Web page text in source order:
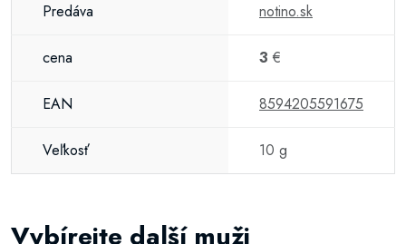
Predáva notino.sk
cena 3 €
EAN 8594205591675
Veľkosť 10 g
Vybírejte další muži